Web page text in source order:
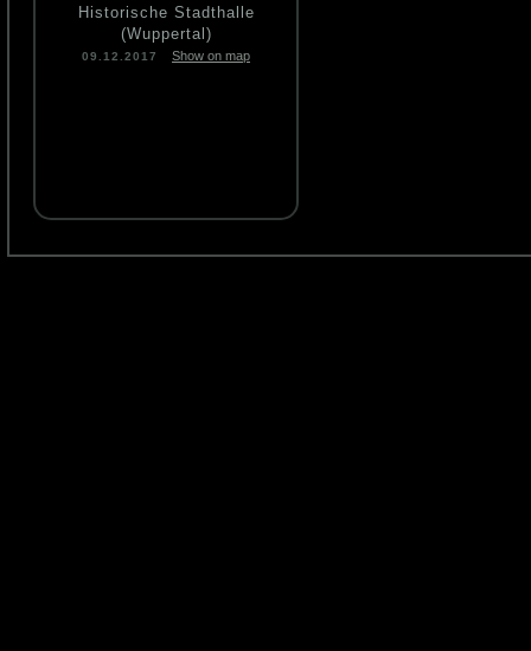
Historische Stadthalle
(Wuppertal)
09.12.2017 Show on map